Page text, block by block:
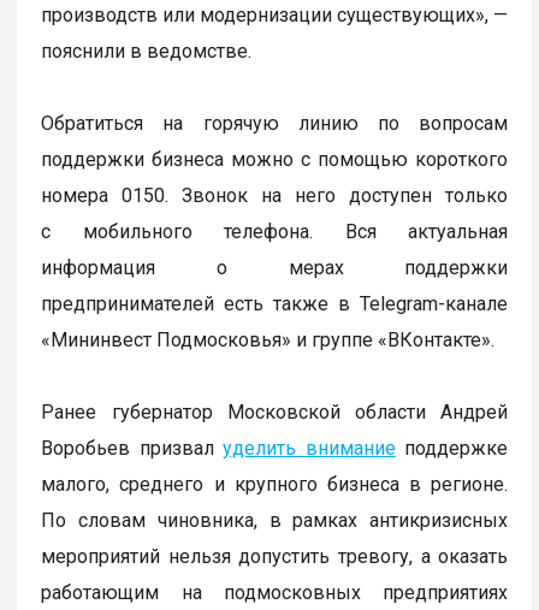
производств или модернизации существующих», —
пояснили в ведомстве.
Обратиться на горячую линию по вопросам
поддержки бизнеса можно с помощью короткого
номера 0150. Звонок на него доступен только
с мобильного телефона. Вся актуальная
информация о мерах поддержки
предпринимателей есть также в Telegram-канале
«Мининвест Подмосковья» и группе «ВКонтакте».
Ранее губернатор Московской области Андрей
Воробьев призвалуделить вниманиеподдержке
малого, среднего и крупного бизнеса в регионе.
По словам чиновника, в рамках антикризисных
мероприятий нельзя допустить тревогу, а оказать
работающим на подмосковных предприятиях